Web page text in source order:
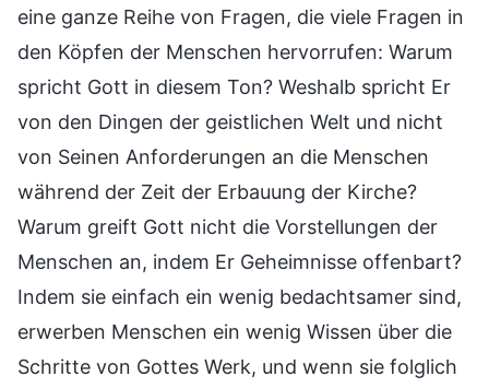
eine ganze Reihe von Fragen, die viele Fragen in
den Köpfen der Menschen hervorrufen: Warum
spricht Gott in diesem Ton? Weshalb spricht Er
von den Dingen der geistlichen Welt und nicht
von Seinen Anforderungen an die Menschen
während der Zeit der Erbauung der Kirche?
Warum greift Gott nicht die Vorstellungen der
Menschen an, indem Er Geheimnisse offenbart?
Indem sie einfach ein wenig bedachtsamer sind,
erwerben Menschen ein wenig Wissen über die
Schritte von Gottes Werk, und wenn sie folglich